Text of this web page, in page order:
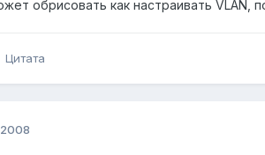
обрисовать как настраивать VLAN,
Цитата